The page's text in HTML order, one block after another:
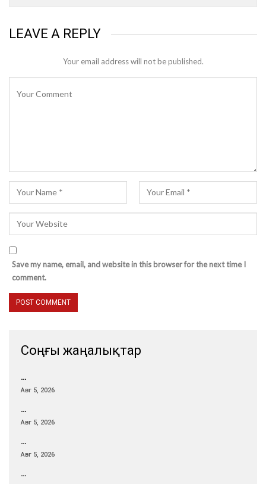
LEAVE A REPLY
Your email address will not be published.
Save my name, email, and website in this browser for the next time I
comment.
Соңғы жаңалықтар
…
Авг 5, 2026
…
Авг 5, 2026
…
Авг 5, 2026
…